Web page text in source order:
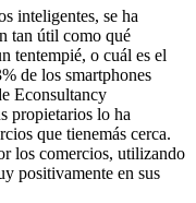
inteligentes, se ha
tan útil como qué
tentempié, o cuál es el
de los smartphones
Econsultancy
propietarios lo ha
que tienemás cerca.
los comercios, utilizando
positivamente en sus